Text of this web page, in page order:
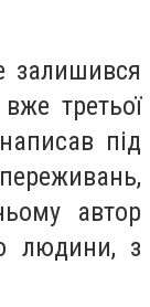
залишився
третьої
під
автор
людини, з